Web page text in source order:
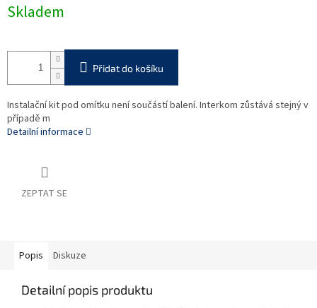
cena:
Skladem
Přidat do košíku
Instalační kit pod omítku není součástí balení. Interkom zůstává stejný v
případě m
Detailní informace
ZEPTAT SE
Popis Diskuze
Detailní popis produktu